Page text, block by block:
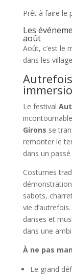
Prêt à faire le
Les
août
Août, c’est le
dans les
Le festival
Girons se
remonter le
dans un
Costumes
sabots,
vie
danses et
dans une
À ne pas
Le grand